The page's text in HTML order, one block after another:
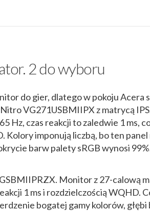
2 do wyboru
do gier, dlatego w pokoju Acera
VG271USBMIIPX z matrycą
Hz, czas reakcji to zaledwie 1 ms,
Kolory imponują liczbą, bo ten
barw palety sRGB wynosi
Monitor z 27-calową
1 ms i rozdzielczością WQHD.
bogatej gamy kolorów,